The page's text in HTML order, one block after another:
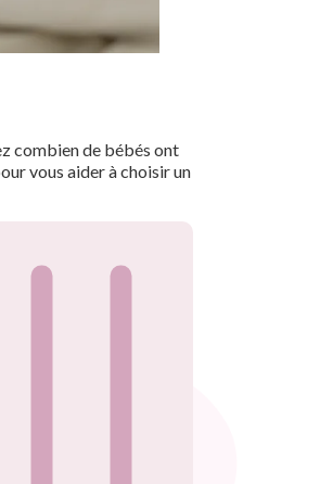
combien de bébés ont
vous aider à choisir un